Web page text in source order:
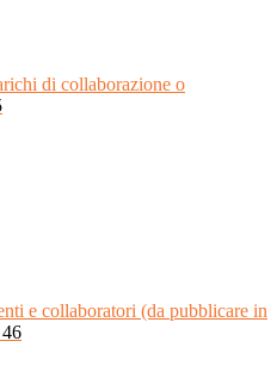
di collaborazione o
e collaboratori (da pubblicare in
46